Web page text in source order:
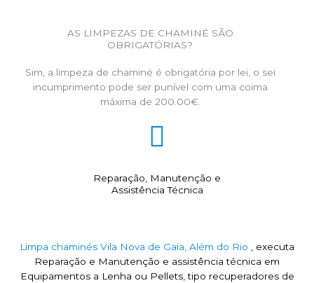
AS LIMPEZAS DE CHAMINÉ SÃO
OBRIGATÓRIAS?
Sim, a limpeza de chaminé é obrigatória por lei, o sei
incumprimento pode ser punível com uma coima
máxima de 200.00€.
Reparação, Manutenção e
Assistência Técnica
Limpa chaminés Vila Nova de Gaia, Além do Rio , executa
Reparação e Manutenção e assistência técnica em
Equipamentos a Lenha ou Pellets, tipo recuperadores de